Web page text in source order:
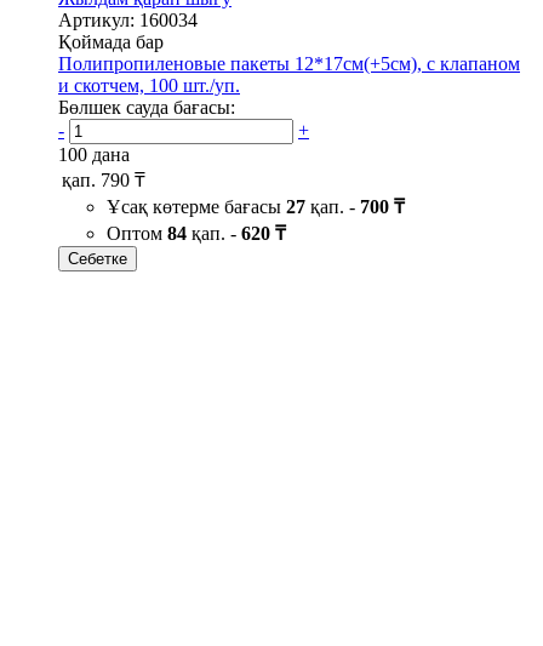
Артикул: 160034
Қоймада бар
Полипропиленовые пакеты 12*17см(+5см), с клапаном
и скотчем, 100 шт./уп.
Бөлшек сауда бағасы:
-
+
100 дана
қап. 790 ₸
Ұсақ көтерме бағасы 27 қап. - 700 ₸
Оптом 84 қап. - 620 ₸
Себетке